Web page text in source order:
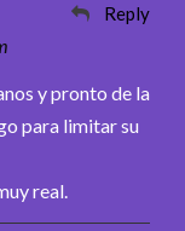
Reply
y pronto de la
para limitar su
real.